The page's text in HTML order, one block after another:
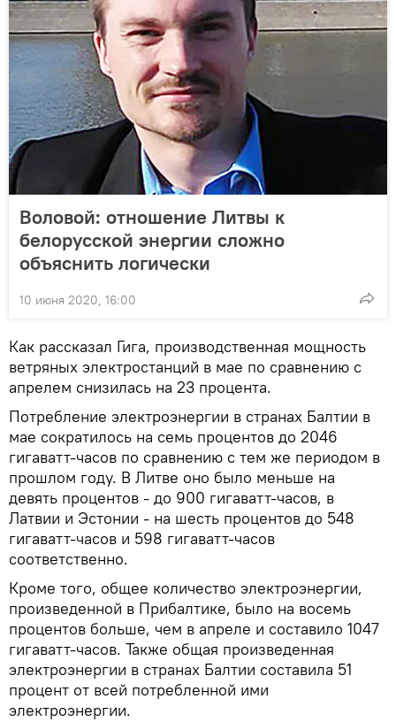
Воловой: отношение Литвы к
белорусской энергии сложно
объяснить логически
10 июня 2020, 16:00
Как рассказал Гига, производственная мощность
ветряных электростанций в мае по сравнению с
апрелем снизилась на 23 процента.
Потребление электроэнергии в странах Балтии в
мае сократилось на семь процентов до 2046
гигаватт-часов по сравнению с тем же периодом в
прошлом году. В Литве оно было меньше на
девять процентов - до 900 гигаватт-часов, в
Латвии и Эстонии - на шесть процентов до 548
гигаватт-часов и 598 гигаватт-часов
соответственно.
Кроме того, общее количество электроэнергии,
произведенной в Прибалтике, было на восемь
процентов больше, чем в апреле и составило 1047
гигаватт-часов. Также общая произведенная
электроэнергии в странах Балтии составила 51
процент от всей потребленной ими
электроэнергии.